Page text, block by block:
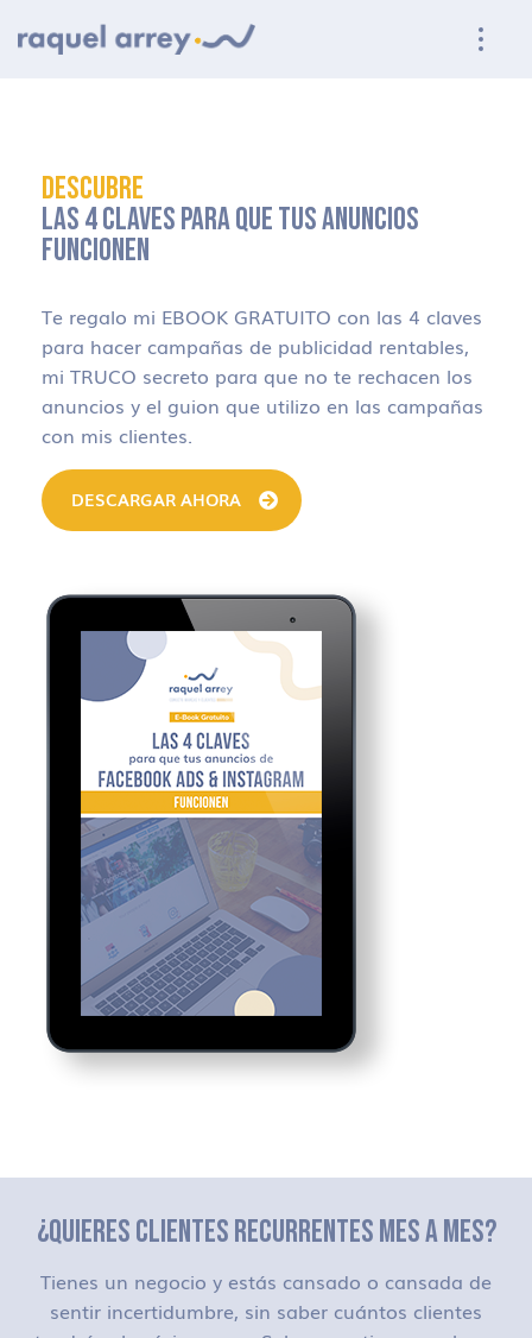
DESCUBRE
LAS 4 CLAVES PARA QUE TUS ANUNCIOS
FUNCIONEN
Te regalo mi EBOOK GRATUITO con las 4 claves
para hacer campañas de publicidad rentables,
mi TRUCO secreto para que no te rechacen los
anuncios y el guion que utilizo en las campañas
con mis clientes.
DESCARGAR AHORA
¿QUIERES CLIENTES RECURRENTES MES A MES?
Tienes un negocio y estás cansado o cansada de
sentir incertidumbre, sin saber cuántos clientes